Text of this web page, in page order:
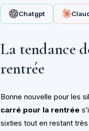
Chatgpt
La tendance
rentrée
Bonne nouvelle pour les
carré pour la rentrée
sixties tout en restant